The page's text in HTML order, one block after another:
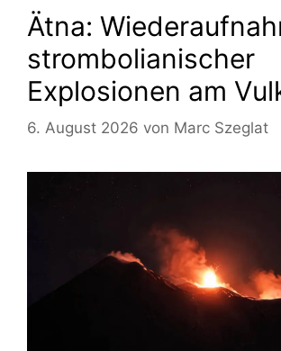
Ätna:
strombolianischer
Explosionen am
6. August 2026 von Marc Szeglat